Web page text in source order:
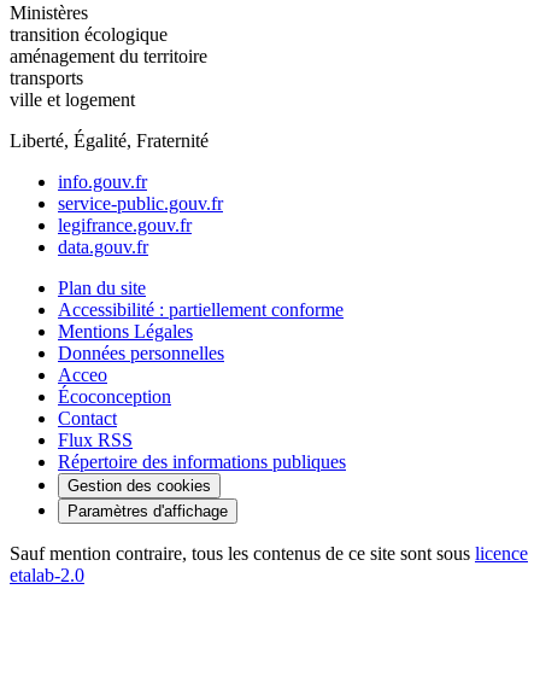
Ministères
transition écologique
aménagement du territoire
transports
ville et logement
Liberté, Égalité, Fraternité
info.gouv.fr
service-public.gouv.fr
legifrance.gouv.fr
data.gouv.fr
Plan du site
Accessibilité : partiellement conforme
Mentions Légales
Données personnelles
Acceo
Écoconception
Contact
Flux RSS
Répertoire des informations publiques
Gestion des cookies
Paramètres d'affichage
Sauf mention contraire, tous les contenus de ce site sont sous licence
etalab-2.0